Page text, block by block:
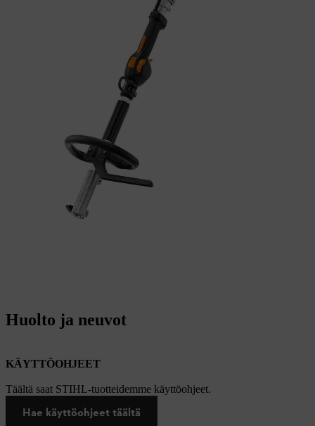
Huolto ja neuvot
KÄYTTÖOHJEET
Täältä saat STIHL-tuotteidemme käyttöohjeet.
Hae käyttöohjeet täältä